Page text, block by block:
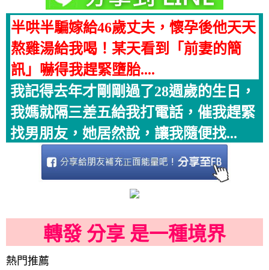
半哄半騙嫁給46歲丈夫，懷孕後他天天
熬雞湯給我喝！某天看到「前妻的簡
訊」嚇得我趕緊墮胎....
我記得去年才剛剛過了28週歲的生日，
我媽就隔三差五給我打電話，催我趕緊
找男朋友，她居然說，讓我隨便找...
轉發 分享 是一種境界
熱門推薦